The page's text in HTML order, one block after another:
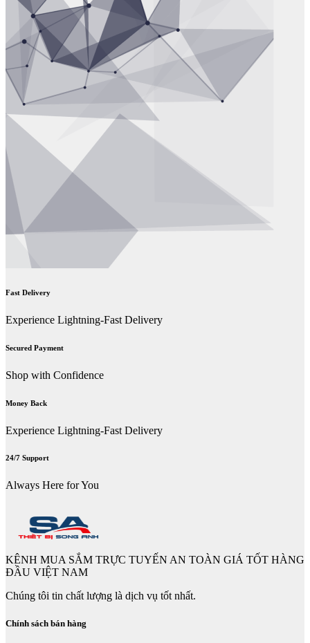
Fast Delivery
Experience Lightning-Fast Delivery
Secured Payment
Shop with Confidence
Money Back
Experience Lightning-Fast Delivery
24/7 Support
Always Here for You
KÊNH MUA SẮM TRỰC TUYẾN AN TOÀN GIÁ TỐT HÀNG
ĐẦU VIỆT NAM
Chúng tôi tin chất lượng là dịch vụ tốt nhất.
Chính sách bán hàng